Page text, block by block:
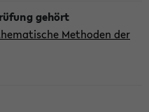
Methoden der